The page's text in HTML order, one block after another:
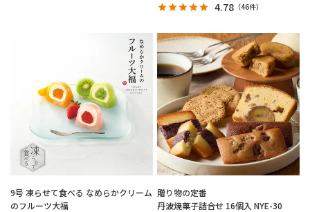
4.78 （46件）
9号 凍らせて食べる なめらかクリーム
のフルーツ大福
贈り物の定番
丹波焼菓子詰合せ 16個入 NYE-30